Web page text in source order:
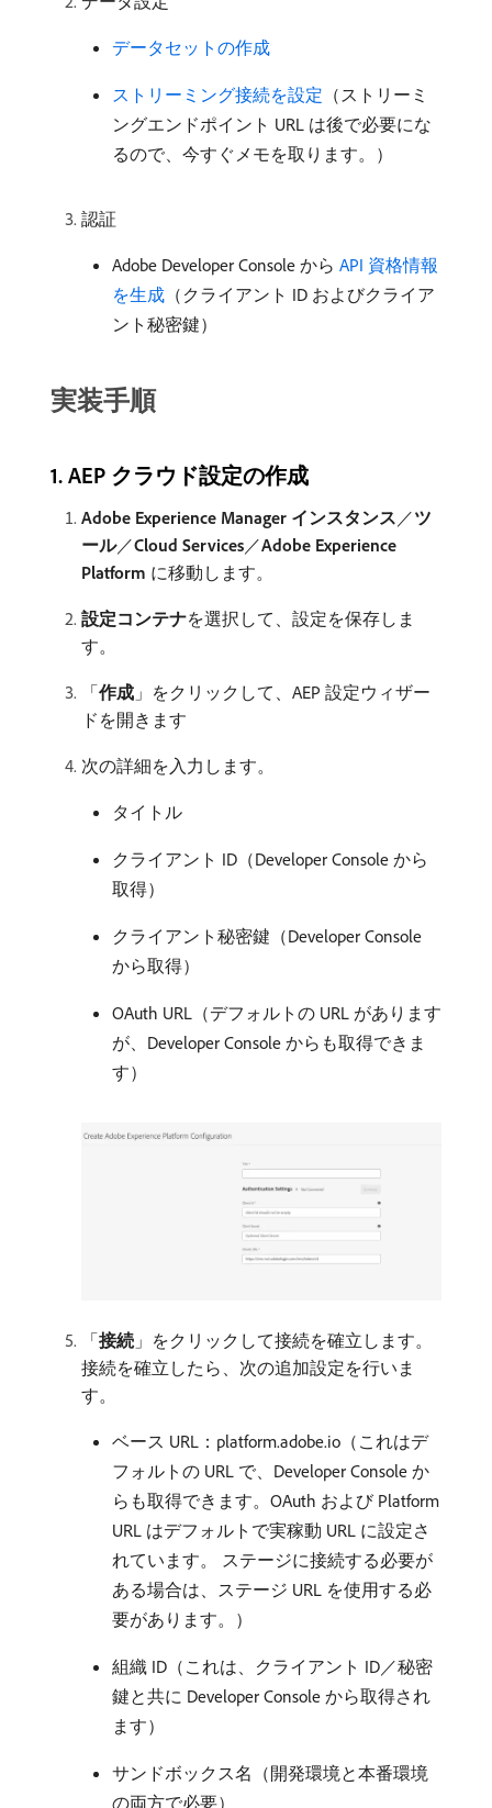
データセットの作成
ストリーミング接続を設定 （ストリーミ
ングエンドポイント URL は後で必要にな
るので、今すぐメモを取ります。）
認証
Adobe Developer Console から API 資格情報
を生成 （クライアント ID およびクライア
ント秘密鍵）
実装手順
​1. AEP クラウド設定の作成
Adobe Experience Manager インスタンス ／ツ
ール／Cloud Services／Adobe Experience
Platform に移動します。
設定コンテナ​を選択して、設定を保存しま
す。
「作成 」をクリックして、AEP 設定ウィザー
ドを開きます
次の詳細を入力します。
タイトル
クライアント ID（Developer Console から
取得）
クライアント秘密鍵（Developer Console
から取得）
OAuth URL（デフォルトの URL があります
が、Developer Console からも取得できま
す）
「接続 」をクリックして接続を確立します。
接続を確立したら、次の追加設定を行いま
す。
ベース URL：platform.adobe.io（これはデ
フォルトの URL で、Developer Console か
らも取得できます。OAuth および Platform
URL はデフォルトで実稼動 URL に設定さ
れています。 ステージに接続する必要が
ある場合は、ステージ URL を使用する必
要があります。）
組織 ID（これは、クライアント ID／秘密
鍵と共に Developer Console から取得され
ます）
サンドボックス名（開発環境と本番環境
の両方で必要）